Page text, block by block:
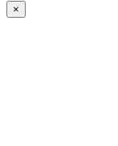
×